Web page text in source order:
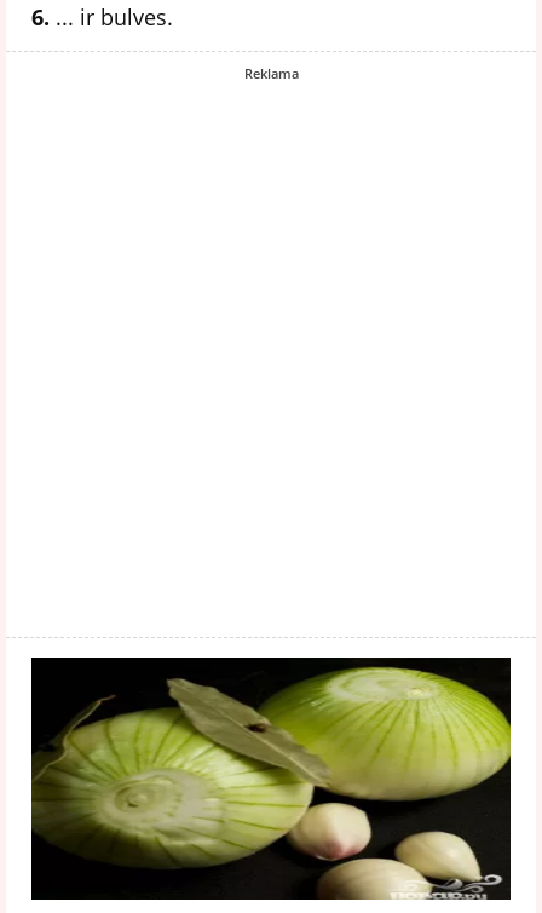
6. ... ir bulves.
Reklama